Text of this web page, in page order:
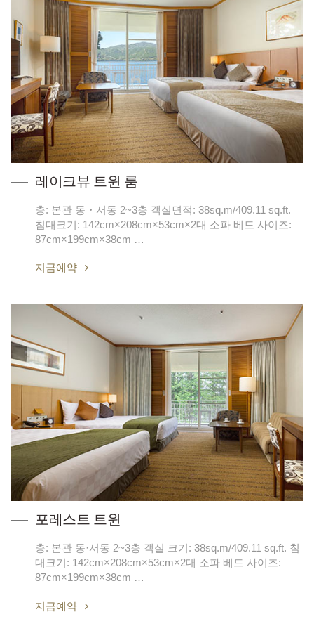
레이크뷰 트윈 룸
층: 본관 동・서동 2~3층 객실면적: 38sq.m/409.11 sq.ft.
침대크기: 142cm×208cm×53cm×2대 소파 베드 사이즈:
87cm×199cm×38cm …
지금예약
포레스트 트윈
층: 본관 동·서동 2~3층 객실 크기: 38sq.m/409.11 sq.ft. 침
대크기: 142cm×208cm×53cm×2대 소파 베드 사이즈:
87cm×199cm×38cm …
지금예약